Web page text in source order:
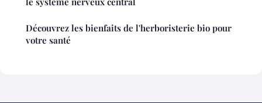
Découvrez les bienfaits de l'herboristerie bio pour
votre santé